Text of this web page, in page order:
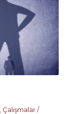
Çalışmalar /